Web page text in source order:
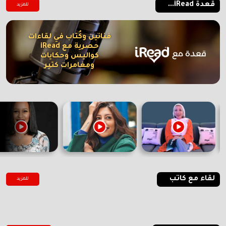
قعدة iRead... للمزيد
فنانين وكُتاب في لقاءات
حصرية مع iRead
كواليس وحكايات
ومغامرات كتير
لقاء مع كاتب للمزيد